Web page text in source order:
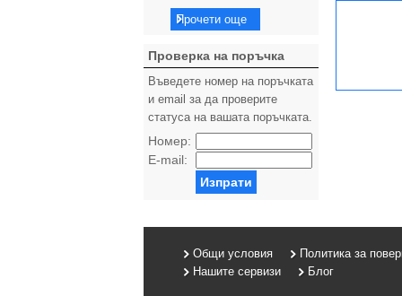
Прочети още
Проверка на поръчка
Въведете номер на поръчката
и email за да проверите
статуса на вашата поръчката.
Номер:
E-mail:
Изпрати
Общи условия Политика за
Нашите сервизи
Блог